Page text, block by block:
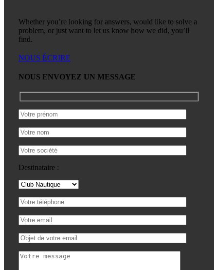
Whether you’re looking for answers, would like to solve a
problem, or just want to let us know how we did, you’ll
find.
NOUS ÉCRIRE
NOUS ENVOYEZ UN MESSAGE
Destinataire :